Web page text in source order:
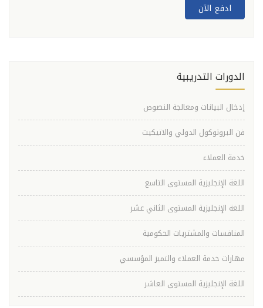
ادفع الآن
الدورات التدريبية
إدخال البيانات ومعالجة النصوص
فن البروتوكول الدولي والاتيكيت
خدمة العملاء
اللغة الإنجليزية المستوى التاسع
اللغة الإنجليزية المستوى الثاني عشر
المنافسات والمشتريات الحكومية
مهارات خدمة العملاء والتميز المؤسسي
اللغة الإنجليزية المستوى العاشر